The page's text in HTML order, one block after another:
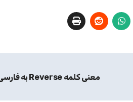
معنی کلمه Reverse به فارسی با چند مثال